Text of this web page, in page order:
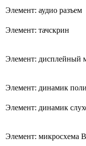
Элемент: аудио разъем
Элемент: тачскрин
Элемент: дисплейный
Элемент: динамик
Элемент: динамик
Элемент: микросхема